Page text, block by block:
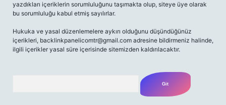
yazdıkları içeriklerin sorumluluğunu taşımakta olup, siteye üye olarak
bu sorumluluğu kabul etmiş sayılırlar.
Hukuka ve yasal düzenlemelere aykırı olduğunu düşündüğünüz
içerikleri, backlinkpanelicomtr@gmail.com adresine bildirmeniz halinde,
ilgili içerikler yasal süre içerisinde sitemizden kaldırılacaktır.